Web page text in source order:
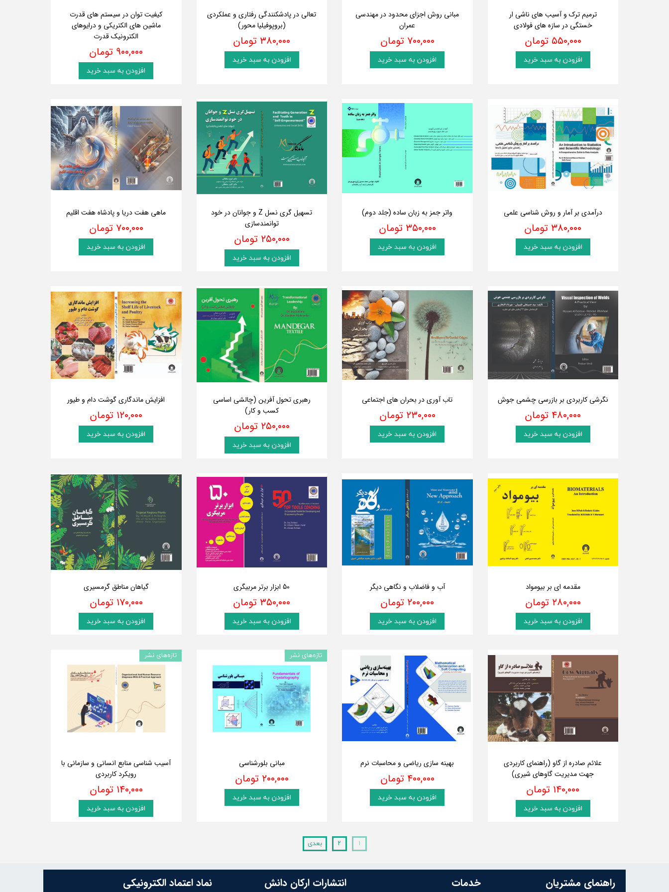
ترمیم ترک و آسیب های ناشی ار
خستگی در سازه های فولادی
۵۵۰,۰۰۰ تومان
افزودن به سبد خرید
مبانی روش اجزای محدود در مهندسی
عمران
۷۰۰,۰۰۰ تومان
افزودن به سبد خرید
تعالی در پادشکنندگی رفتاری و عملکردی
(بروپوفیلیا محور)
۳۸۰,۰۰۰ تومان
افزودن به سبد خرید
کیفیت توان در سیستم های قدرت
ماشین های الکتریکی و درایوهای
الکترونیک قدرت
۹۰۰,۰۰۰ تومان
افزودن به سبد خرید
درآمدی بر آمار و روش شناسی علمی
۳۸۰,۰۰۰ تومان
افزودن به سبد خرید
واتر جمز به زبان ساده (جلد دوم)
۳۵۰,۰۰۰ تومان
افزودن به سبد خرید
تسهیل گری نسل Z و جوانان در خود
توانمندسازی
۲۵۰,۰۰۰ تومان
افزودن به سبد خرید
ماهی هفت دریا و پادشاه هفت اقلیم
۷۰۰,۰۰۰ تومان
افزودن به سبد خرید
نگرشی کاربردی بر بازرسی چشمی جوش
۴۸۰,۰۰۰ تومان
افزودن به سبد خرید
تاب آوری در بحران های اجتماعی
۲۳۰,۰۰۰ تومان
افزودن به سبد خرید
رهبری تحول آفرین (چالشی اساسی
کسب و کار)
۲۵۰,۰۰۰ تومان
افزودن به سبد خرید
افزایش ماندگاری گوشت دام و طیور
۱۲۰,۰۰۰ تومان
افزودن به سبد خرید
مقدمه ای بر بیومواد
۲۸۰,۰۰۰ تومان
افزودن به سبد خرید
آب و فاضلاب و نگاهی دیگر
۲۰۰,۰۰۰ تومان
افزودن به سبد خرید
50 ابزار برتر مربیگری
۳۵۰,۰۰۰ تومان
افزودن به سبد خرید
گیاهان مناطق گرمسیری
۱۷۰,۰۰۰ تومان
افزودن به سبد خرید
علائم صادره از گاو (راهنمای کاربردی
جهت مدیریت گاوهای شیری)
۱۴۰,۰۰۰ تومان
افزودن به سبد خرید
بهینه سازی ریاضی و محاسبات نرم
۴۰۰,۰۰۰ تومان
افزودن به سبد خرید
مبانی بلورشناسی
۲۰۰,۰۰۰ تومان
افزودن به سبد خرید
تازه‌های نشر
آسیب شناسی منابع انسانی و سازمانی با
رویکرد کاربردی
۱۴۰,۰۰۰ تومان
افزودن به سبد خرید
تازه‌های نشر
۱ ۲ بعدی
راهنمای مشتریان خدمات انتشارات ارکان دانش نماد اعتماد الکترونیکی